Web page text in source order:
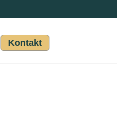
Kontakt